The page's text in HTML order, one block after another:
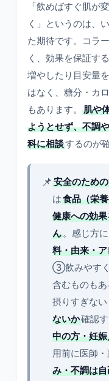
「飲めばすぐ肌が
く」というのは、
た期待です。コラ
く、効果を保証す
増やしたり目安量
はなく、糖分・カ
もあります。
肌や
ようとせず、不調
科に相談するのが
📌 安全のため
は食品（栄
健康への効
ん。感じ方
料・由来・
③飲みやす
含むものも
摂りすぎな
ないか確認
中の方・妊
用前に医師
み・不調は